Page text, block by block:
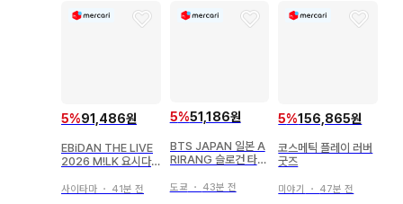
5%91,486원
EBiDAN THE LIVE
2026 M!LK 요시다
사이타마 ・ 41분 전
5%51,186원
BTS JAPAN 일본 A
RIRANG 슬로건 타월
도쿄 ・ 43분 전
5%156,865원
코스메틱 플레이 러버
굿즈
미야기 ・ 47분 전